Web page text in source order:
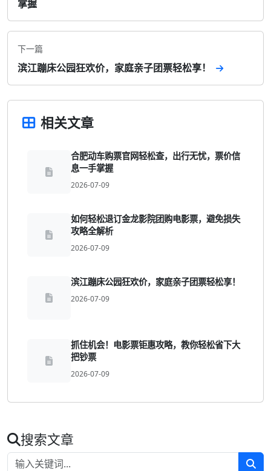
掌握
下一篇
滨江蹦床公园狂欢价，家庭亲子团票轻松享！
相关文章
合肥动车购票官网轻松查，出行无忧，票价信
息一手掌握
2026-07-09
如何轻松退订金龙影院团购电影票，避免损失
攻略全解析
2026-07-09
滨江蹦床公园狂欢价，家庭亲子团票轻松享！
2026-07-09
抓住机会！电影票钜惠攻略，教你轻松省下大
把钞票
2026-07-09
搜索文章